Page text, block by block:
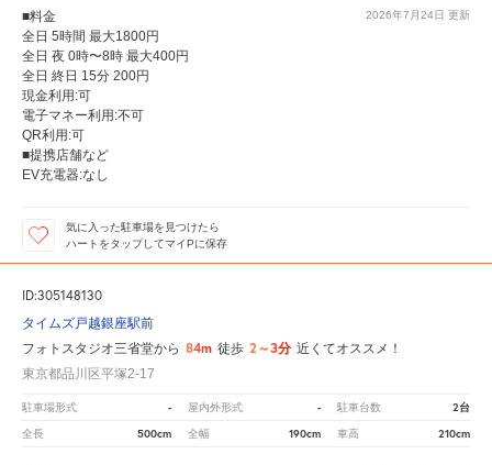
2026年7月24日 更新
■料金
全日 5時間 最大1800円
全日 夜 0時〜8時 最大400円
全日 終日 15分 200円
現金利用:可
電子マネー利用:不可
QR利用:可
■提携店舗など
EV充電器:なし
気に入った駐車場を見つけたら
ハートをタップしてマイPに保存
ID:305148130
タイムズ戸越銀座駅前
フォトスタジオ三省堂から 84m 徒歩 2～3分 近くてオススメ！
東京都品川区平塚2-17
駐車場形式 - 屋内外形式 - 駐車台数 2台
全長 500cm 全幅 190cm 車高 210cm